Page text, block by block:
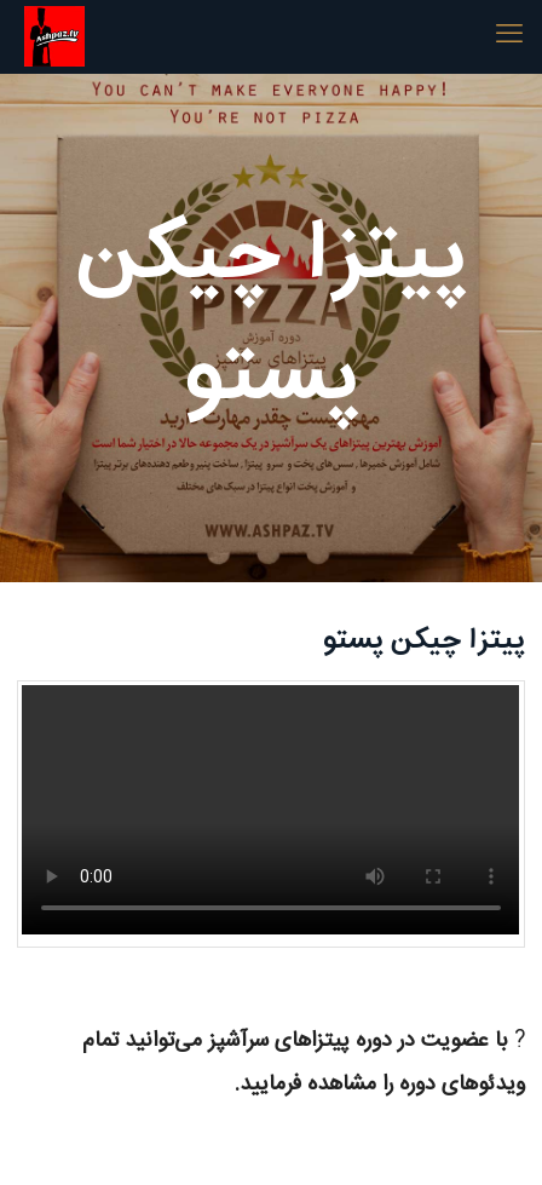
پیتزا چیکن
پستو
پیتزا چیکن پستو
?با عضویت در دوره پیتزاهای سرآشپز می‌توانید تمام
ویدئوهای دوره را مشاهده فرمایید.